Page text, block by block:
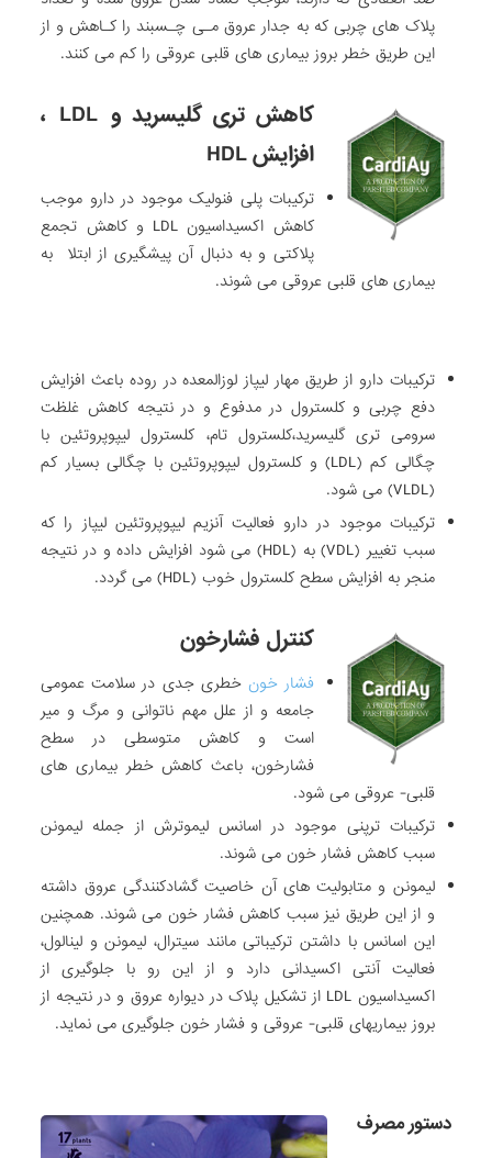
پلاک های چربی که به جدار عروق مـی چـسبند را کـاهش و از
این طریق خطر بروز بیماری های قلبی عروقی را کم می کنند.
کاهش تری گلیسرید و LDL ،
افزایشHDL
ترکیبات پلی فنولیک موجود در دارو موجب
کاهش اکسیداسیون LDL و کاهش تجمع
پلاکتی و به دنبال آن پیشگیری از ابتلا به
بیماری های قلبی عروقی می شوند.
ترکیبات دارو از طریق مهار لیپاز لوزالمعده در روده باعث افزایش
دفع چربی و کلسترول در مدفوع و در نتیجه کاهش غلظت
سرومی تری گلیسرید،کلسترول تام، کلسترول لیپوپروتئین با
چگالی کم (LDL) و کلسترول لیپوپروتئین با چگالی بسیار کم
(VLDL) می شود.
ترکیبات موجود در دارو فعالیت آنزیم لیپوپروتئین لیپاز را که
سبب تغییر (VDL) به (HDL) می شود افزایش داده و در نتیجه
منجر به افزایش سطح کلسترول خوب (HDL) می گردد.
کنترل فشارخون
فشار خون خطری جدی در سلامت عمومی
جامعه و از علل مهم ناتوانی و مرگ و میر
است و کاهش متوسطی در سطح
فشارخون، باعث کاهش خطر بیماری های
قلبی- عروقی می شود.
ترکیبات ترپنی موجود در اسانس لیموترش از جمله لیمونن
سبب کاهش فشار خون می شوند.
لیمونن و متابولیت های آن خاصیت گشادکنندگی عروق داشته
و از این طریق نیز سبب کاهش فشار خون می شوند. همچنین
این اسانس با داشتن ترکیباتی مانند سیترال، لیمونن و لینالول،
فعالیت آنتی اکسیدانی دارد و از این رو با جلوگیری از
اکسیداسیون LDL از تشکیل پلاک در دیواره عروق و در نتیجه از
بروز بیماریهای قلبی- عروقی و فشار خون جلوگیری می نماید.
دستور مصرف